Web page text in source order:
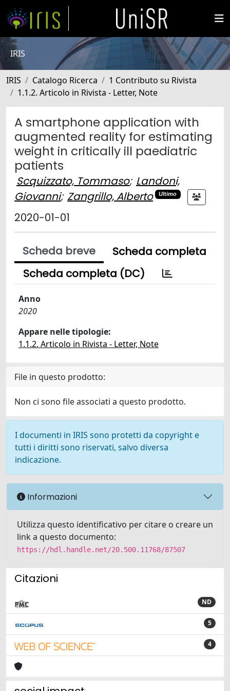
IRIS
IRIS Catalogo Ricerca
1 Contributo su Rivista
1.1.2. Articolo in Rivista - Letter, Note
A smartphone application with
augmented reality for estimating
weight in critically ill paediatric
patients
Scquizzato, Tommaso; Landoni,
Giovanni; Zangrillo, Alberto Ultimo
2020-01-01
Scheda breve
Scheda completa
Scheda completa (DC)
Anno
2020
Appare nelle tipologie:
1.1.2. Articolo in Rivista - Letter, Note
File in questo prodotto:
Non ci sono file associati a questo prodotto.
I documenti in IRIS sono protetti da copyright e
tutti i diritti sono riservati, salvo diversa
indicazione.
Informazioni
Utilizza questo identificativo per citare o creare un
link a questo documento:
https://hdl.handle.net/20.500.11768/87507
Citazioni
ND
5
4